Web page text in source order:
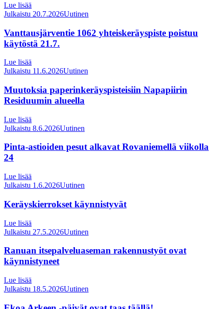
Lue lisää
Julkaistu 20.7.2026Uutinen
Vanttausjärventie 1062 yhteiskeräyspiste poistuu
käytöstä 21.7.
Lue lisää
Julkaistu 11.6.2026Uutinen
Muutoksia paperinkeräyspisteisiin Napapiirin
Residuumin alueella
Lue lisää
Julkaistu 8.6.2026Uutinen
Pinta-astioiden pesut alkavat Rovaniemellä viikolla
24
Lue lisää
Julkaistu 1.6.2026Uutinen
Keräyskierrokset käynnistyvät
Lue lisää
Julkaistu 27.5.2026Uutinen
Ranuan itsepalveluaseman rakennustyöt ovat
käynnistyneet
Lue lisää
Julkaistu 18.5.2026Uutinen